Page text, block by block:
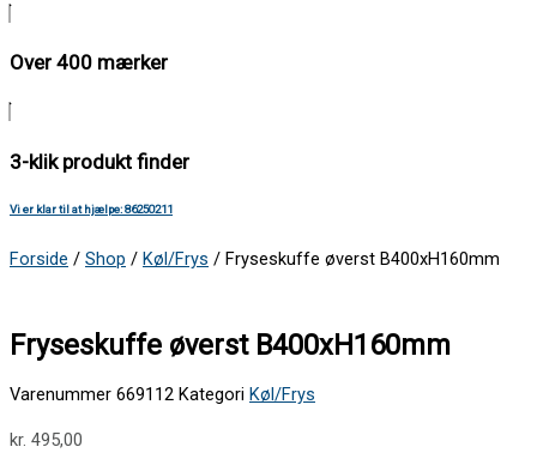
Over 400 mærker
3-klik produkt finder
Vi er klar til at hjælpe: 86250211
Forside / Shop / Køl/Frys / Fryseskuffe øverst B400xH160mm
Fryseskuffe øverst B400xH160mm
Varenummer 669112 Kategori Køl/Frys
kr. 495,00